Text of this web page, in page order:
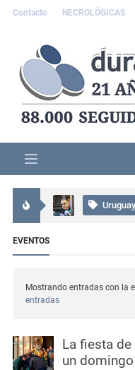
Contacto NECROLÓGICAS
Uruguay
Interés
EVENTOS
Mostrando entradas con la
entradas
La fiesta de
un